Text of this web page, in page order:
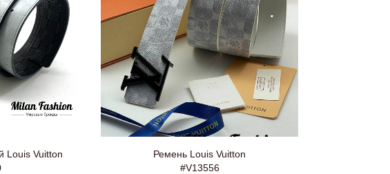
Louis Vuitton
Ремень Louis Vuitton
#V13556